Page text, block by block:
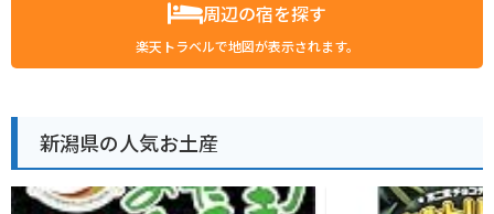
周辺の宿を探す
楽天トラベルで地図が表示されます。
新潟県の人気お土産